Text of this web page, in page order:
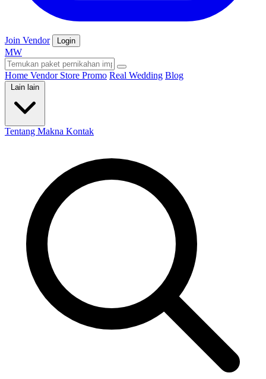
Join Vendor Login
MW
Home Vendor Store Promo Real Wedding Blog
Lain lain
Tentang Makna Kontak